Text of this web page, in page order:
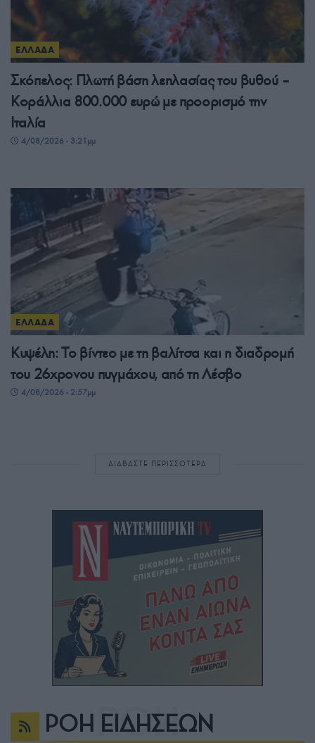
ΕΛΛΑΔΑ
Σκόπελος: Πλωτή βάση λεηλασίας του βυθού –
Κοράλλια 800.000 ευρώ με προορισμό την
Ιταλία
4/08/2026 - 3:21μμ
ΕΛΛΑΔΑ
Κυψέλη: Το βίντεο με τη βαλίτσα και η διαδρομή
του 26χρονου πυγμάχου, από τη Λέσβο
4/08/2026 - 2:57μμ
ΔΙΑΒΑΣΤΕ ΠΕΡΙΣΣΟΤΕΡΑ
ΡΟΗ ΕΙΔΗΣΕΩΝ